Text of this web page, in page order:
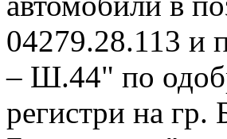
04279.28.113 и
– Ш.44" по
регистри на гр.